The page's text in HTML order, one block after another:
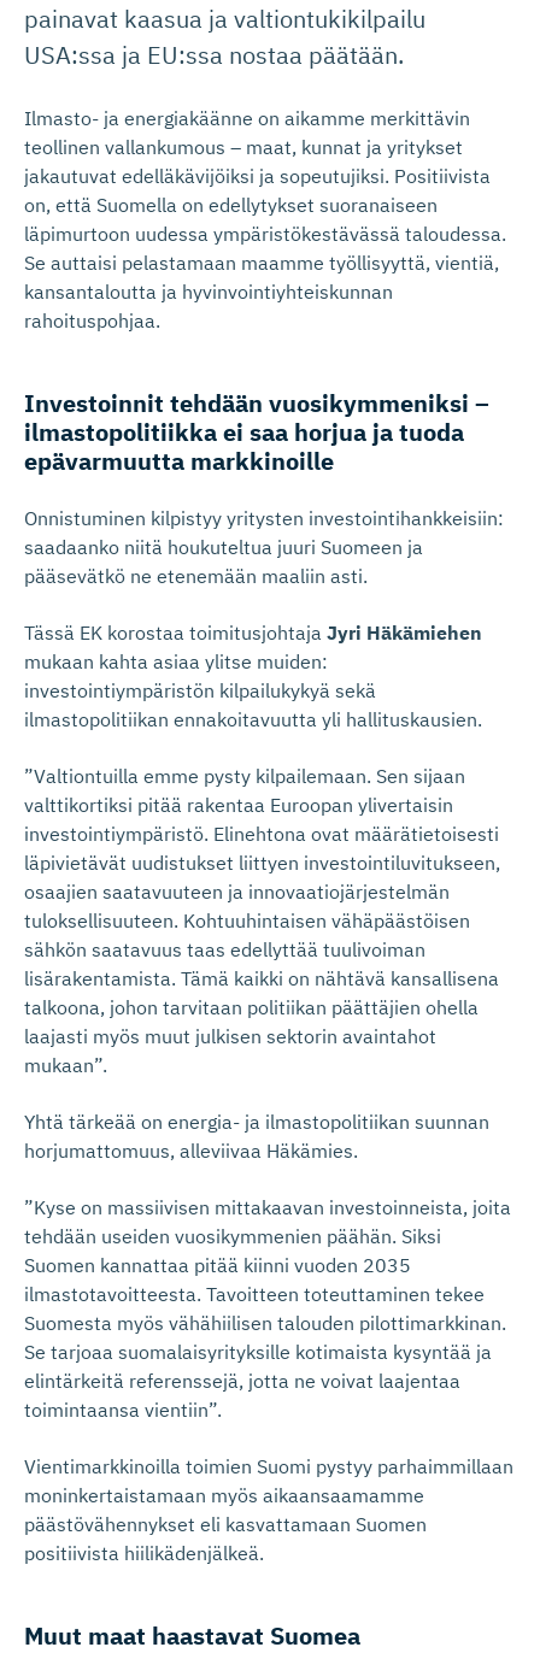
painavat kaasua ja valtiontukikilpailu
USA:ssa ja EU:ssa nostaa päätään.
Ilmasto- ja energiakäänne on aikamme merkittävin
teollinen vallankumous – maat, kunnat ja yritykset
jakautuvat edelläkävijöiksi ja sopeutujiksi. Positiivista
on, että Suomella on edellytykset suoranaiseen
läpimurtoon uudessa ympäristökestävässä taloudessa.
Se auttaisi pelastamaan maamme työllisyyttä, vientiä,
kansantaloutta ja hyvinvointiyhteiskunnan
rahoituspohjaa.
Investoinnit tehdään vuosikymmeniksi –
ilmastopo­li­tiikka ei saa horjua ja tuoda
epävarmuutta markkinoille
Onnistuminen kilpistyy yritysten investointihankkeisiin:
saadaanko niitä houkuteltua juuri Suomeen ja
pääsevätkö ne etenemään maaliin asti.
Tässä EK korostaa toimitusjohtaja Jyri Häkämiehen
mukaan kahta asiaa ylitse muiden:
investointiympäristön kilpailukykyä sekä
ilmastopolitiikan ennakoitavuutta yli hallituskausien.
”Valtiontuilla emme pysty kilpailemaan. Sen sijaan
valttikortiksi pitää rakentaa Euroopan ylivertaisin
investointiympäristö. Elinehtona ovat määrätietoisesti
läpivietävät uudistukset liittyen investointiluvitukseen,
osaajien saatavuuteen ja innovaatiojärjestelmän
tuloksellisuuteen. Kohtuuhintaisen vähäpäästöisen
sähkön saatavuus taas edellyttää tuulivoiman
lisärakentamista. Tämä kaikki on nähtävä kansallisena
talkoona, johon tarvitaan politiikan päättäjien ohella
laajasti myös muut julkisen sektorin avaintahot
mukaan”.
Yhtä tärkeää on energia- ja ilmastopolitiikan suunnan
horjumattomuus, alleviivaa Häkämies.
”Kyse on massiivisen mittakaavan investoinneista, joita
tehdään useiden vuosikymmenien päähän. Siksi
Suomen kannattaa pitää kiinni vuoden 2035
ilmastotavoitteesta. Tavoitteen toteuttaminen tekee
Suomesta myös vähähiilisen talouden pilottimarkkinan.
Se tarjoaa suomalaisyrityksille kotimaista kysyntää ja
elintärkeitä referenssejä, jotta ne voivat laajentaa
toimintaansa vientiin”.
Vientimarkkinoilla toimien Suomi pystyy parhaimmillaan
moninkertaistamaan myös aikaansaamamme
päästövähennykset eli kasvattamaan Suomen
positiivista hiilikädenjälkeä.
Muut maat haastavat Suomea